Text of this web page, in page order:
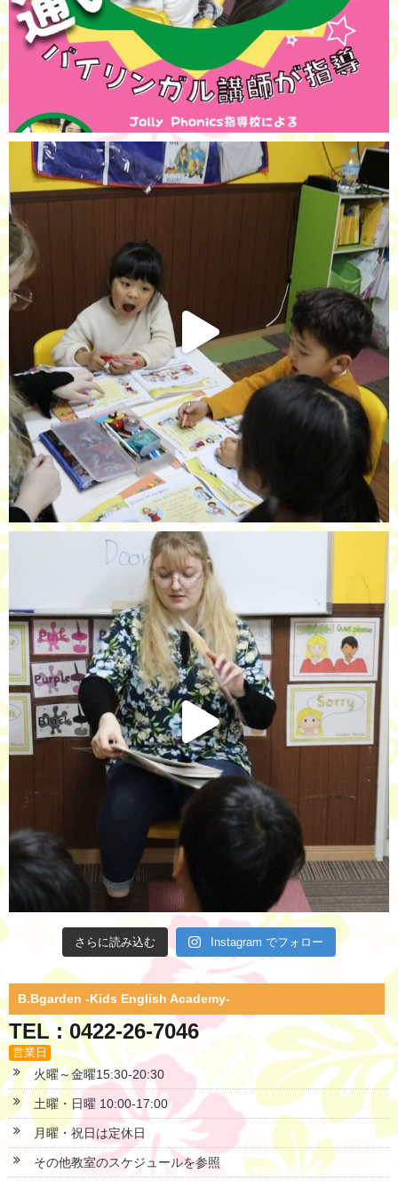
さらに読み込む Instagram でフォロー
B.Bgarden -Kids English Academy-
TEL : 0422-26-7046
営業日
火曜～金曜15:30-20:30
土曜・日曜 10:00-17:00
月曜・祝日は定休日
その他教室のスケジュールを参照